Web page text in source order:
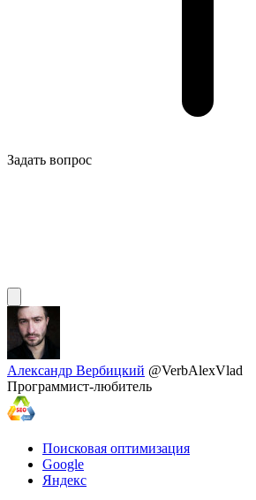
Задать вопрос
Александр Вербицкий @VerbAlexVlad
Программист-любитель
Поисковая оптимизация
Google
Яндекс